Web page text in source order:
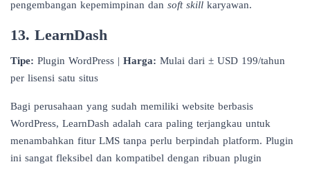
pengembangan kepemimpinan dan soft skill karyawan.
13. LearnDash
Tipe: Plugin WordPress | Harga: Mulai dari ± USD 199/tahun
per lisensi satu situs
Bagi perusahaan yang sudah memiliki website berbasis
WordPress, LearnDash adalah cara paling terjangkau untuk
menambahkan fitur LMS tanpa perlu berpindah platform. Plugin
ini sangat fleksibel dan kompatibel dengan ribuan plugin